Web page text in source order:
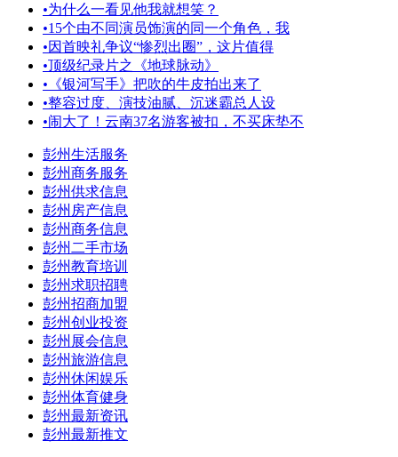
•为什么一看见他我就想笑？
•15个由不同演员饰演的同一个角色，我
•因首映礼争议“惨烈出圈”，这片值得
•顶级纪录片之《地球脉动》
• 《银河写手》把吹的牛皮拍出来了
•整容过度、演技油腻、沉迷霸总人设
•闹大了！云南37名游客被扣，不买床垫不
彭州生活服务
彭州商务服务
彭州供求信息
彭州房产信息
彭州商务信息
彭州二手市场
彭州教育培训
彭州求职招聘
彭州招商加盟
彭州创业投资
彭州展会信息
彭州旅游信息
彭州休闲娱乐
彭州体育健身
彭州最新资讯
彭州最新推文